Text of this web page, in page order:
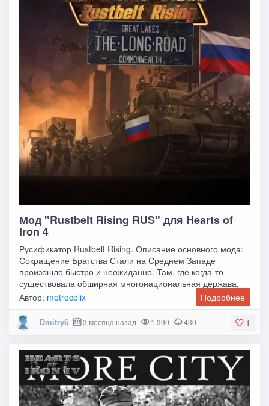
Мод "Rustbelt Rising RUS" для Hearts of
Iron 4
Русификатор Rustbelt Rising. Описание основного мода:
Сокращение Братства Стали на Среднем Западе
произошло быстро и неожиданно. Там, где когда-то
существовала обширная многонациональная держава,
Автор: metrocolix Подробнее
1
Dmitry6 3 месяца назад 1 390 430